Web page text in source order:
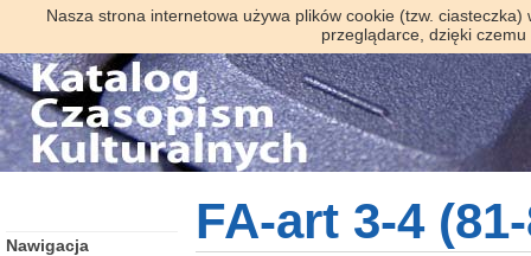
Nasza strona internetowa używa plików cookie (tzw.
przeglądarce, dzięki
FA-art 3-4
Nawigacja